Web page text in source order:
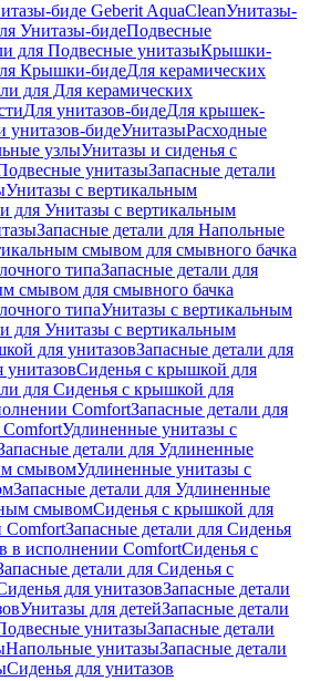
биде Geberit AquaCleanУнитазы-
Унитазы-бидеПодвесные
для Подвесные унитазыКрышки-
Крышки-бидеДля керамических
для Для керамических
Для унитазов-бидеДля крышек-
унитазов-бидеУнитазыРасходные
узлыУнитазы и сиденья с
унитазыЗапасные детали
Унитазы с вертикальным
для Унитазы с вертикальным
Запасные детали для Напольные
смывом для смывного бачка
типаЗапасные детали для
смывом для смывного бачка
типаУнитазы с вертикальным
для Унитазы с вертикальным
для унитазовЗапасные детали для
Сиденья с крышкой для
для Сиденья с крышкой для
ComfortЗапасные детали для
Удлиненные унитазы с
детали для Удлиненные
смывомУдлиненные унитазы с
Запасные детали для Удлиненные
смывомСиденья с крышкой для
ComfortЗапасные детали для Сиденья
в исполнении ComfortСиденья с
детали для Сиденья с
для унитазовЗапасные детали
Унитазы для детейЗапасные детали
унитазыЗапасные детали
Напольные унитазыЗапасные детали
Сиденья для унитазов